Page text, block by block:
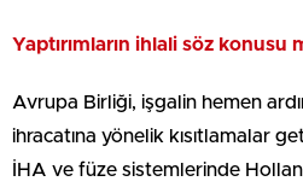
Yaptırımların ihlali söz konusu
Avrupa Birliği, işgalin hemen
ihracatına yönelik kısıtlamalar
İHA ve füze sistemlerinde